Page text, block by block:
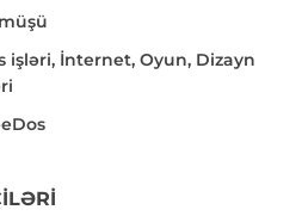
işləri, İnternet, Oyun, Dizayn